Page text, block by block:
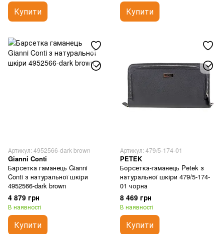
Купити Купити
Артикул: 4952566-dark brown
Gianni Conti
Барсетка гаманець Gianni
Conti з натуральної шкіри
4952566-dark brown
4 879 грн
В наявності
Купити
Артикул: 479/5-174-01
PETEK
Борсетка-гаманець Petek з
натуральної шкіри 479/5-174-
01 чорна
8 469 грн
В наявності
Купити